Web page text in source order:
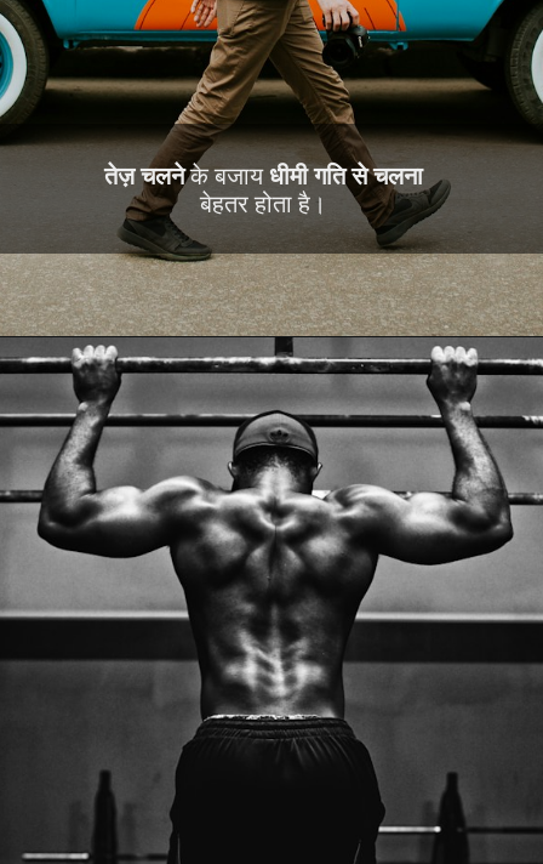
तेज़ चलनेके बजाय धीमी गति से चलना
बेहतर होता है।